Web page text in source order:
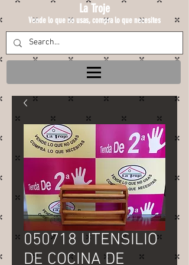
La Troje
Vende lo que no usas, compra lo que necesites
050718 UTENSILIO
DE COCINA DE